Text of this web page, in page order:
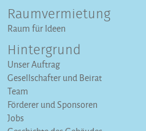
Raumvermietung
Raum für Ideen
Hintergrund
Unser Auftrag
Gesellschafter und Beirat
Team
Förderer und Sponsoren
Jobs